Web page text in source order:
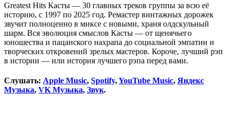
Greatest Hits Касты — 30 главных треков группы за всю её
историю, с 1997 по 2025 год. Ремастер винтажных дорожек
звучит полноценно в миксе с новыми, храня олдскульный
шарм. Вся эволюция смыслов Касты — от щенячьего
юношества и пацанского нахрапа до социальной эмпатии и
творческих откровений зрелых мастеров. Короче, лучший рэп
в истории — или история лучшего рэпа перед вами.
Слушать: Apple Music, Spotify,YouTube Music, Яндекс
Музыка, VK Музыка, Звук.